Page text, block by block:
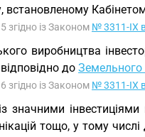
встановленому
згідно із Законом № 3311-IX
виробництва
до Земельного
згідно із Законом № 3311-IX
значними
тощо, у тому